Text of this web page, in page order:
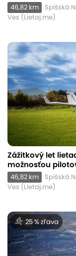
46,82 km
Spišská
Ves (Lietaj.me)
Zážitkový let
možnosťou
46,82 km
Spišská
Ves (Lietaj.me)
25 % zľava